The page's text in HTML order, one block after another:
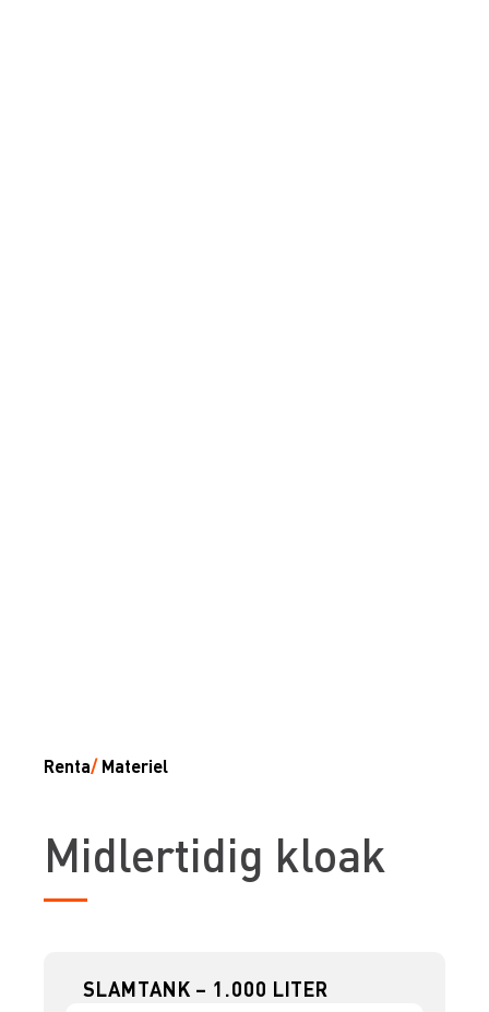
Renta/ Materiel
Midlertidig kloak
SLAMTANK – 1.000 LITER